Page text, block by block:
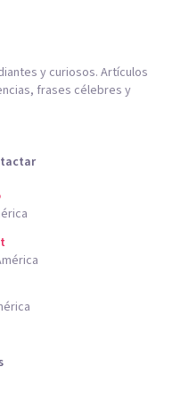
y curiosos. Artículos
frases célebres y